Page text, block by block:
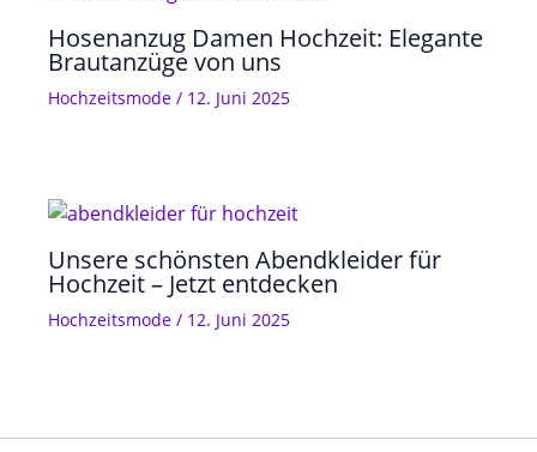
Hosenanzug Damen Hochzeit: Elegante
Brautanzüge von uns
Hochzeitsmode / 12. Juni 2025
Unsere schönsten Abendkleider für
Hochzeit – Jetzt entdecken
Hochzeitsmode / 12. Juni 2025